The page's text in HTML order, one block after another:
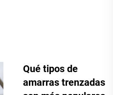
Qué tipos de
amarras trenzadas